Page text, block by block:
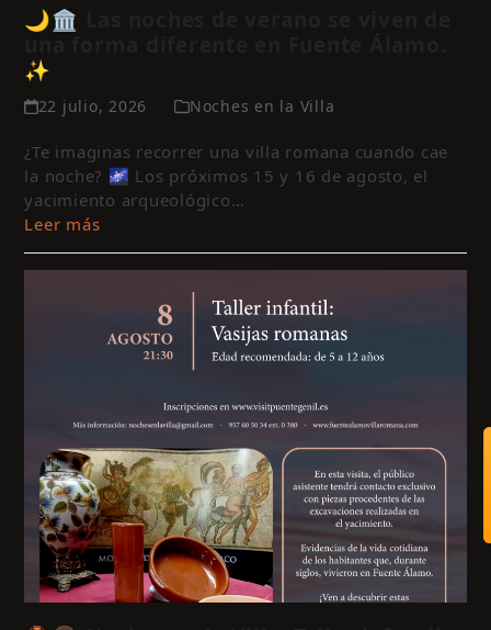
🌙🏛️ Las noches de verano se viven de
✨
22 julio, 2026 Noches en la Villa
¿Te imaginas recorrer una villa romana cuando cae
la noche? 🌌 Los próximos 15 y 16 de agosto, el
yacimiento arqueológico…
Leer más